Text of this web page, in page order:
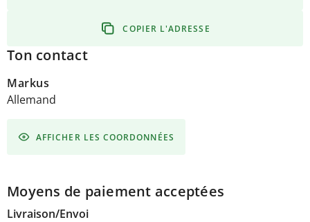
COPIER L'ADRESSE
Ton contact
Markus
Allemand
AFFICHER LES COORDONNÉES
Moyens de paiement acceptées
Livraison/Envoi